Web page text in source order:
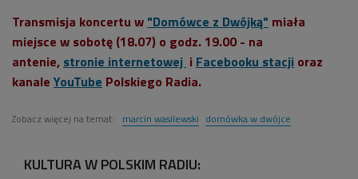
Transmisja koncertu w "Domówce z Dwójką" miała
miejsce w sobotę (18.07) o godz. 19.00 - na
antenie, stronie internetowej i Facebooku stacji oraz
kanale YouTube Polskiego Radia.
Zobacz więcej na temat: marcin wasilewski domówka w dwójce
KULTURA W POLSKIM RADIU: